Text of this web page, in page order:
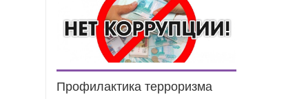
Профилактика терроризма